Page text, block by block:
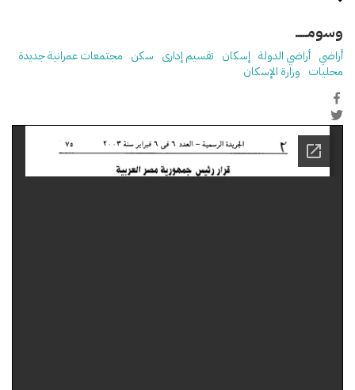
وسومـــــ
أراضي أراضي الدولة إسكان تقسيم إدارى سكن مجتمعات عمرانية جديدة
محليات وزارة الإسكان